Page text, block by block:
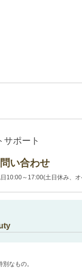
サポート
い合わせ
10:00～17:00(土日休み、
なもの。